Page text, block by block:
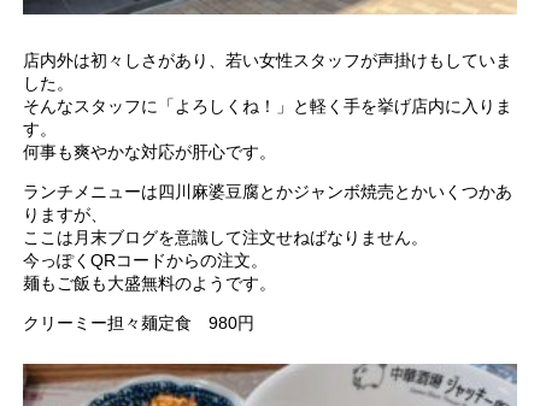
店内外は初々しさがあり、若い女性スタッフが声掛けもしていま
した。
そんなスタッフに「よろしくね！」と軽く手を挙げ店内に入りま
す。
何事も爽やかな対応が肝心です。
ランチメニューは四川麻婆豆腐とかジャンボ焼売とかいくつかあ
りますが、
ここは月末ブログを意識して注文せねばなりません。
今っぽくQRコードからの注文。
麺もご飯も大盛無料のようです。
クリーミー担々麺定食 980円